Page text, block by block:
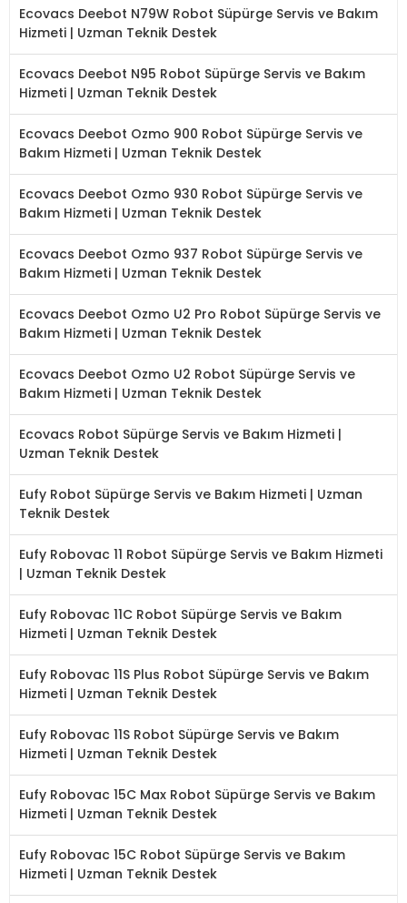
Ecovacs Deebot N79W Robot Süpürge Servis ve Bakım
Hizmeti | Uzman Teknik Destek
Ecovacs Deebot N95 Robot Süpürge Servis ve Bakım
Hizmeti | Uzman Teknik Destek
Ecovacs Deebot Ozmo 900 Robot Süpürge Servis ve
Bakım Hizmeti | Uzman Teknik Destek
Ecovacs Deebot Ozmo 930 Robot Süpürge Servis ve
Bakım Hizmeti | Uzman Teknik Destek
Ecovacs Deebot Ozmo 937 Robot Süpürge Servis ve
Bakım Hizmeti | Uzman Teknik Destek
Ecovacs Deebot Ozmo U2 Pro Robot Süpürge Servis ve
Bakım Hizmeti | Uzman Teknik Destek
Ecovacs Deebot Ozmo U2 Robot Süpürge Servis ve
Bakım Hizmeti | Uzman Teknik Destek
Ecovacs Robot Süpürge Servis ve Bakım Hizmeti |
Uzman Teknik Destek
Eufy Robot Süpürge Servis ve Bakım Hizmeti | Uzman
Teknik Destek
Eufy Robovac 11 Robot Süpürge Servis ve Bakım Hizmeti
| Uzman Teknik Destek
Eufy Robovac 11C Robot Süpürge Servis ve Bakım
Hizmeti | Uzman Teknik Destek
Eufy Robovac 11S Plus Robot Süpürge Servis ve Bakım
Hizmeti | Uzman Teknik Destek
Eufy Robovac 11S Robot Süpürge Servis ve Bakım
Hizmeti | Uzman Teknik Destek
Eufy Robovac 15C Max Robot Süpürge Servis ve Bakım
Hizmeti | Uzman Teknik Destek
Eufy Robovac 15C Robot Süpürge Servis ve Bakım
Hizmeti | Uzman Teknik Destek